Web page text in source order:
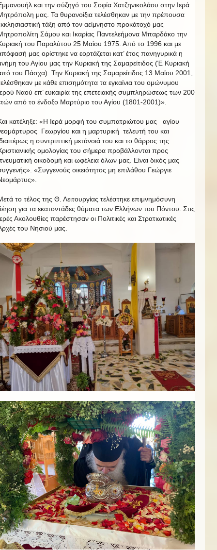
και την σύζηγό του Σοφία Χατζηνικολάου στην Ιερά
μας. Τα θυρανοίξια τελέσθηκαν με την πρέπουσα
τάξη από τον αείμνηστο προκάτοχό μας
Σάμου και Ικαρίας Παντελεήμονα Μπαρδάκο την
του Παραλύτου 25 Μαΐου 1975. Από το 1996 και με
μας ορίστηκε να εορτάζεται κατ’ έτος πανηγυρικά η
του Αγίου μας την Κυριακή της Σαμαρείτιδος (Έ Κυριακή
του Πάσχα). Την Κυριακή της Σαμαρείτιδος 13 Μαΐου 2001,
με κάθε επισημότητα τα εγκαίνια του ομώνυμου
Ναού επ’ ευκαιρία της επετειακής συμπληρώσεως των 200
από το ένδοξο Μαρτύριο του Αγίου (1801-2001)».
κατέληξε: «Η Ιερά μορφή του συμπατριώτου μας αγίου
Γεωργίου και η μαρτυρική τελευτή του και
η συντριπτική μετάνοιά του και το θάρρος της
ομολογίας του σήμερα προβάλλονται προς
οικοδομή και ωφέλεια όλων μας. Είναι δικός μας
«Συγγενούς οικειότητος μη επιλάθου Γεώργιε
το τέλος της Θ. Λειτουργίας τελέστηκε επιμνημόσυνη
για τα εκατοντάδες θύματα των Ελλήνων του Πόντου. Στις
Ακολουθίες παρέστησαν οι Πολιτικές και Στρατιωτικές
του Νησιού μας.